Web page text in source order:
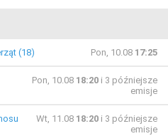
(18) Pon, 10.08 17:25
Pon, 10.08 18:20 i 3 późniejsze
emisje
Wt, 11.08 18:20 i 3 późniejsze
emisje